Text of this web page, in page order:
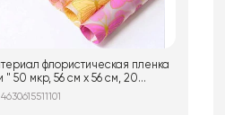
флористическая пленка
56 см х 56 см, 20
красный